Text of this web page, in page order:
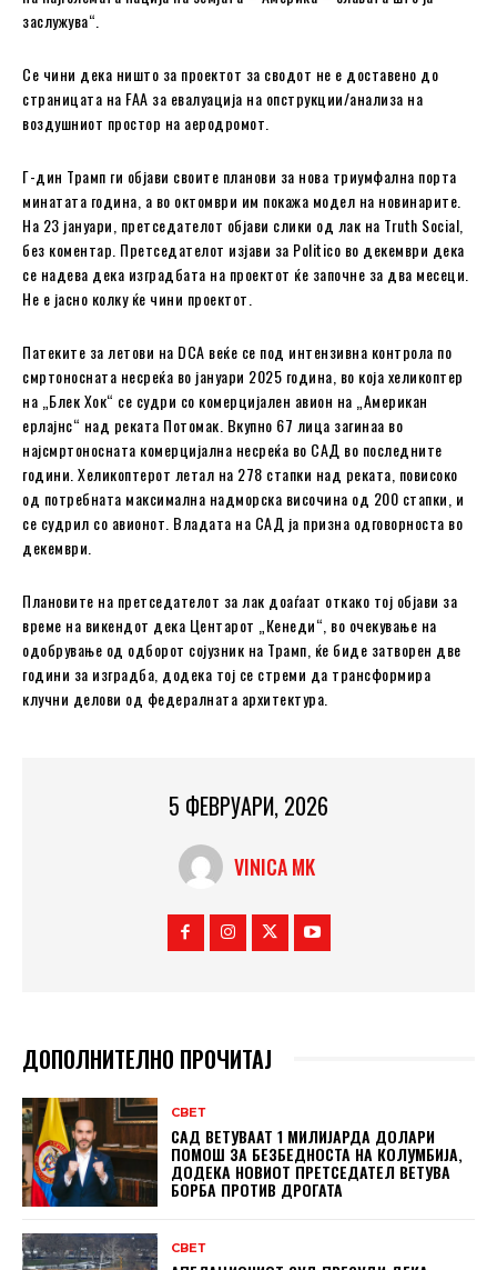
заслужува“.
Се чини дека ништо за проектот за сводот не е доставено до
страницата на FAA за евалуација на опструкции/анализа на
воздушниот простор на аеродромот.
Г-дин Трамп ги објави своите планови за нова триумфална порта
минатата година, а во октомври им покажа модел на новинарите.
На 23 јануари, претседателот објави слики од лак на Truth Social,
без коментар. Претседателот изјави за Politico во декември дека
се надева дека изградбата на проектот ќе започне за два месеци.
Не е јасно колку ќе чини проектот.
Патеките за летови на DCA веќе се под интензивна контрола по
смртоносната несреќа во јануари 2025 година, во која хеликоптер
на „Блек Хок“ се судри со комерцијален авион на „Американ
ерлајнс“ над реката Потомак. Вкупно 67 лица загинаа во
најсмртоносната комерцијална несреќа во САД во последните
години. Хеликоптерот летал на 278 стапки над реката, повисоко
од потребната максимална надморска височина од 200 стапки, и
се судрил со авионот. Владата на САД ја призна одговорноста во
декември.
Плановите на претседателот за лак доаѓаат откако тој објави за
време на викендот дека Центарот „Кенеди“, во очекување на
одобрување од одборот сојузник на Трамп, ќе биде затворен две
години за изградба, додека тој се стреми да трансформира
клучни делови од федералната архитектура.
5 ФЕВРУАРИ, 2026
VINICA MK
ДОПОЛНИТЕЛНО ПРОЧИТАЈ
СВЕТ
САД ВЕТУВААТ 1 МИЛИЈАРДА ДОЛАРИ
ПОМОШ ЗА БЕЗБЕДНОСТА НА КОЛУМБИЈА,
ДОДЕКА НОВИОТ ПРЕТСЕДАТЕЛ ВЕТУВА
БОРБА ПРОТИВ ДРОГАТА
СВЕТ